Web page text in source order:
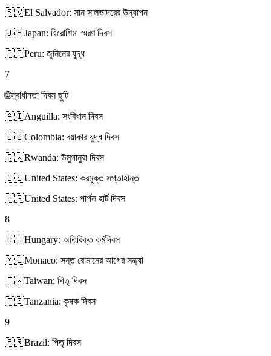
🇸🇻El Salvador: সান সালভাদরের উদ্‌যাপন
🇯🇵Japan: হিরোশিমা স্মরণ দিবস
🇵🇪Peru: জুনিনের যুদ্ধ
7
🌐স্বাধীনতা দিবস ছুটি
🇦🇮Anguilla: সংবিধান দিবস
🇨🇴Colombia: বয়াকার যুদ্ধ দিবস
🇷🇼Rwanda: উমুগানুরা দিবস
🇺🇸United States: করমুক্ত সপ্তাহান্ত
🇺🇸United States: পার্পল হার্ট দিবস
8
🇭🇺Hungary: অতিরিক্ত কর্মদিবস
🇲🇨Monaco: সন্ত রোমানের আগের সন্ধ্যা
🇹🇼Taiwan: পিতৃ দিবস
🇹🇿Tanzania: কৃষক দিবস
9
🇧🇷Brazil: পিতৃ দিবস